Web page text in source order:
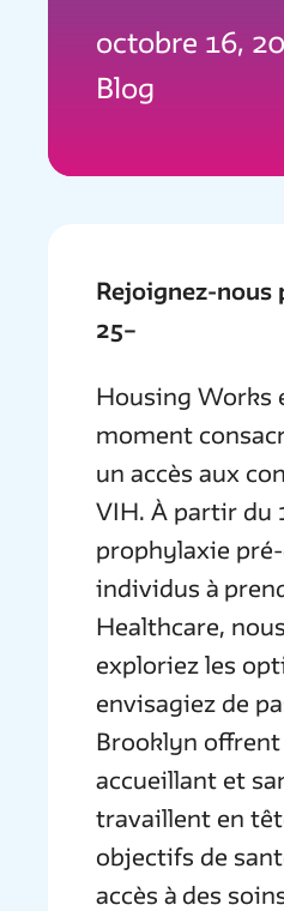
octobre 16,
Blog
Rejoignez-nous
25–
Housing Works
moment
un accès aux
VIH. À partir du
prophylaxie
individus à
Healthcare,
exploriez les
envisagiez de
Brooklyn offrent
accueillant et
travaillent en
objectifs de
accès à des